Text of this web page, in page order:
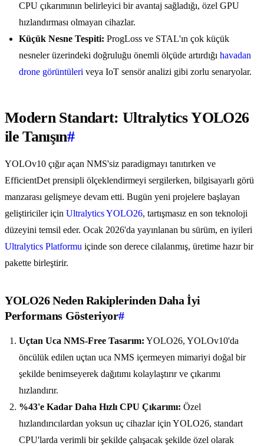
CPU çıkarımının belirleyici bir avantaj sağladığı, özel GPU
hızlandırması olmayan cihazlar.
Küçük Nesne Tespiti: ProgLoss ve STAL'ın çok küçük
nesneler üzerindeki doğruluğu önemli ölçüde artırdığı havadan
drone görüntüleri veya IoT sensör analizi gibi zorlu senaryolar.
Modern Standart: Ultralytics YOLO26
ile Tanışın#
YOLOv10 çığır açan NMS'siz paradigmayı tanıtırken ve
EfficientDet prensipli ölçeklendirmeyi sergilerken, bilgisayarlı görü
manzarası gelişmeye devam etti. Bugün yeni projelere başlayan
geliştiriciler için Ultralytics YOLO26, tartışmasız en son teknoloji
düzeyini temsil eder. Ocak 2026'da yayınlanan bu sürüm, en iyileri
Ultralytics Platformu içinde son derece cilalanmış, üretime hazır bir
pakette birleştirir.
YOLO26 Neden Rakiplerinden Daha İyi
Performans Gösteriyor#
Uçtan Uca NMS-Free Tasarım: YOLO26, YOLOv10'da
öncülük edilen uçtan uca NMS içermeyen mimariyi doğal bir
şekilde benimseyerek dağıtımı kolaylaştırır ve çıkarımı
hızlandırır.
%43'e Kadar Daha Hızlı CPU Çıkarımı: Özel
hızlandırıcılardan yoksun uç cihazlar için YOLO26, standart
CPU'larda verimli bir şekilde çalışacak şekilde özel olarak